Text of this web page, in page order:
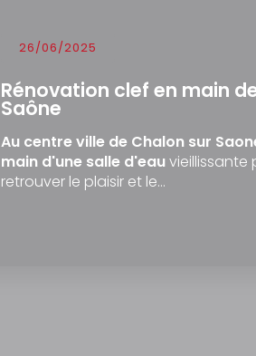
26/06/2025
Rénovation clef en main
Saône
Au centre ville de Chalon sur
main d'une salle d'eauvieillissante
retrouver le plaisir et le…